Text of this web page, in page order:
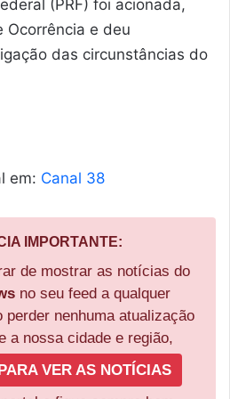
(PRF) foi acionada,
Ocorrência e deu
das circunstâncias do
em: Canal 38
IMPORTANTE:
de mostrar as notícias do
no seu feed a qualquer
perder nenhuma atualização
a nossa cidade e região,
VER AS NOTÍCIAS